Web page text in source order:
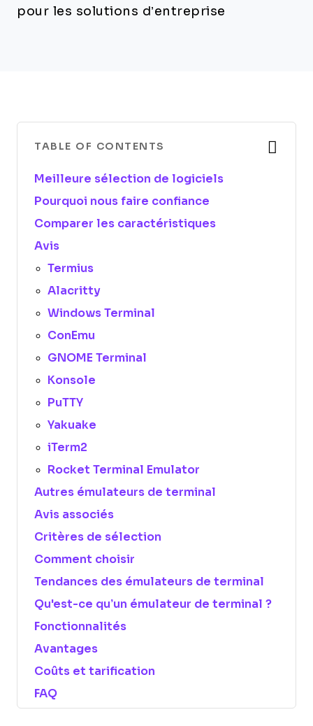
pour les solutions d’entreprise
TABLE OF CONTENTS
Meilleure sélection de logiciels
Pourquoi nous faire confiance
Comparer les caractéristiques
Avis
Termius
Alacritty
Windows Terminal
ConEmu
GNOME Terminal
Konsole
PuTTY
Yakuake
iTerm2
Rocket Terminal Emulator
Autres émulateurs de terminal
Avis associés
Critères de sélection
Comment choisir
Tendances des émulateurs de terminal
Qu'est-ce qu’un émulateur de terminal ?
Fonctionnalités
Avantages
Coûts et tarification
FAQ